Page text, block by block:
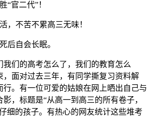
“官二代”！
，不苦不累高三无味！
后自会长眠。
们的高考怎么了，我们的教育怎么
，面对过去三年，有同学撕复习资料解
行。有一位可爱的姑娘在网上晒出自己与
，标题是“从高一到高三的所有卷子，
细的孩子。有热心的网友统计这些堆考